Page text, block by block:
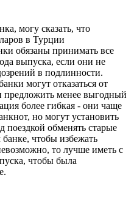
могу сказать, что
в Турции
обязаны принимать все
выпуска, если они не
в подлинности.
могут отказаться от
предложить менее выгодный
более гибкая - они чаще
но могут установить
поездкой обменять старые
чтобы избежать
то лучше иметь с
чтобы была